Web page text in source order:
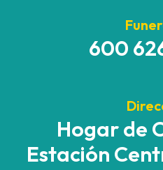
600
Hogar de
Estación